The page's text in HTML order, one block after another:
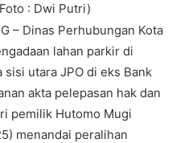
: Dwi Putri)
– Dinas Perhubungan Kota
lahan parkir di
utara JPO di eks Bank
akta pelepasan hak dan
pemilik Hutomo Mugi
menandai peralihan